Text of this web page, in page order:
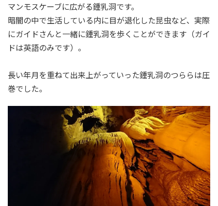
マンモスケーブに広がる鍾乳洞です。
暗闇の中で生活している内に目が退化した昆虫など、実際
にガイドさんと一緒に鍾乳洞を歩くことができます（ガイ
ドは英語のみです）。
長い年月を重ねて出来上がっていった鍾乳洞のつららは圧
巻でした。